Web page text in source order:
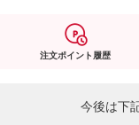
注文ポイント履歴
今後は下